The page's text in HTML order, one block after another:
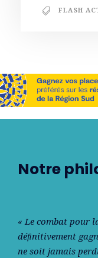
FLASH
Notre
« Le combat pour
déﬁnitivement
ne soit jamais